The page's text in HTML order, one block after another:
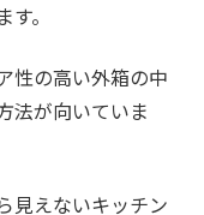
。
性の高い外箱の中
法が向いていま
見えないキッチン